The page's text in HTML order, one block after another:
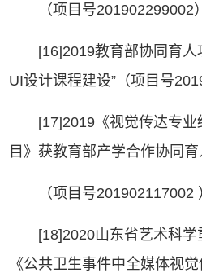
（项目号201902299002）
[16]2019教育部协同育
UI设计课程建设”（项目号
[17]2019《视觉传达专
目》获教育部产学合作协同
（项目号201902117002
[18]2020山东省艺术科
《公共卫生事件中全媒体视